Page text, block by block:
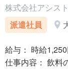
派遣社員
株式会社アシス
給与： 時給
仕事内容： 飲料